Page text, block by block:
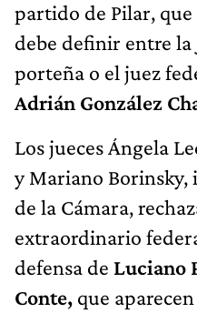
partido de Pilar, que
debe definir entre la
porteña o el juez
Adrián González
Los jueces Ángela
y Mariano Borinsky,
de la Cámara,
extraordinario
defensa de Luciano
Conte, que